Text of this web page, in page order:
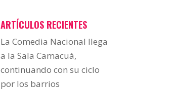
ARTÍCULOS RECIENTES
La Comedia Nacional llega
a la Sala Camacuá,
continuando con su ciclo
por los barrios